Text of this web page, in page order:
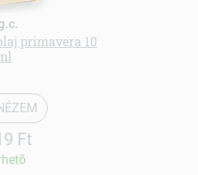
primavera 10
Ft